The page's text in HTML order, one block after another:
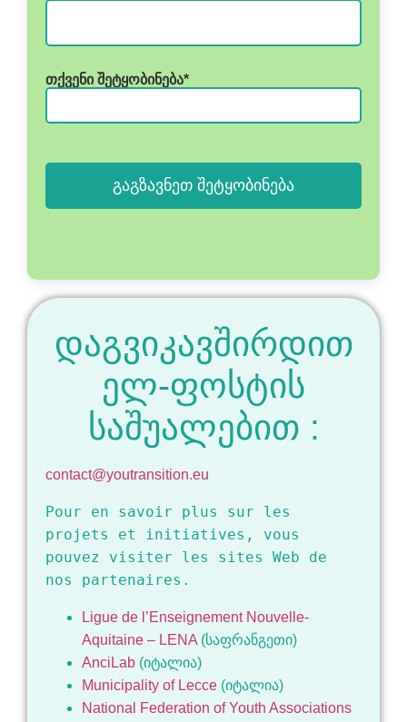
თქვენი შეტყობინება*
დაგვიკავშირდით
ელ-ფოსტის
საშუალებით :
contact@youtransition.eu
Pour en savoir plus sur les
projets et initiatives, vous
pouvez visiter les sites Web de
nos partenaires.
Ligue de l’Enseignement Nouvelle-
Aquitaine – LENA (საფრანგეთი)
AnciLab (იტალია)
Municipality of Lecce (იტალია)
National Federation of Youth Associations